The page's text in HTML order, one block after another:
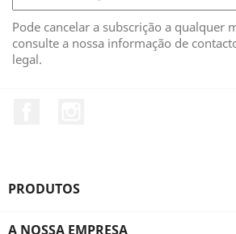
Pode cancelar a subscrição a qualquer
consulte a nossa informação de
legal.
PRODUTOS
A NOSSA EMPRESA